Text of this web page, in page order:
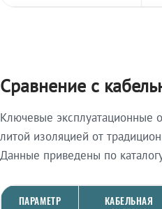
Сравнение с
Ключевые эксплуатационные
литой изоляцией от
Данные приведены по
ПАРАМЕТР
КАБЕЛЬНАЯ